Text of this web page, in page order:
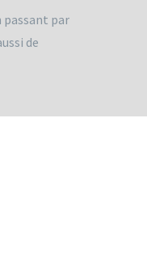
passant par
de